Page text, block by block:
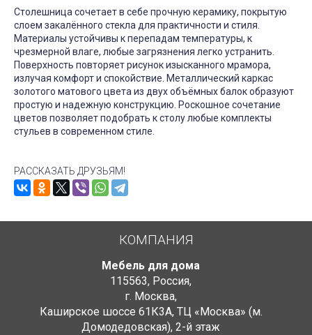
Столешница сочетает в себе прочную керамику, покрытую
слоем закалённого стекла для практичности и стиля.
Материалы устойчивы к перепадам температуры, к
чрезмерной влаге, любые загрязнения легко устранить.
Поверхность повторяет рисунок изысканного мрамора,
излучая комфорт и спокойствие. Металлический каркас
золотого матового цвета из двух объёмных балок образуют
простую и надежную конструкцию. Роскошное сочетание
цветов позволяет подобрать к столу любые комплекты
стульев в современном стиле.
РАССКАЗАТЬ ДРУЗЬЯМ!
КОМПАНИЯ
Мебель для дома
115563, Россия,
г. Москва,
Каширское шоссе 61К3А, ТЦ «Москва» (м.
Домодедовская), 2-й этаж